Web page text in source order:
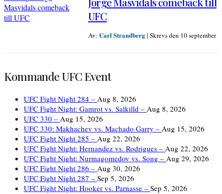
UFC
Av: Carl Strandberg| Skrevs den 10 september
Kommande UFC Event
UFC Fight Night 284 – Aug 8, 2026
UFC Fight Night: Gamrot vs. Salkilld – Aug 8, 2026
UFC 330 – Aug 15, 2026
UFC 330: Makhachev vs. Machado Garry – Aug 15, 2026
UFC Fight Night 285 – Aug 22, 2026
UFC Fight Night: Hernandez vs. Rodrigues – Aug 22, 2026
UFC Fight Night: Nurmagomedov vs. Song – Aug 29, 2026
UFC Fight Night 286 – Aug 30, 2026
UFC Fight Night 287 – Sep 5, 2026
UFC Fight Night: Hooker vs. Parnasse – Sep 5, 2026